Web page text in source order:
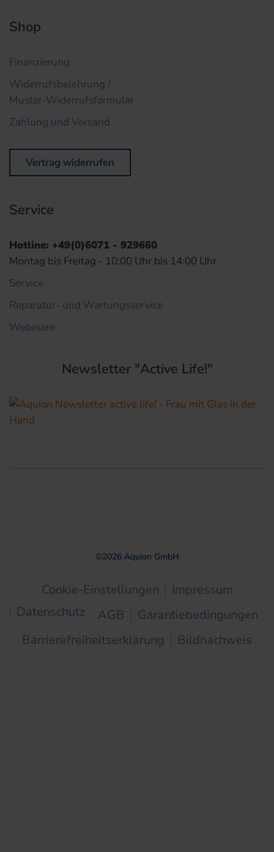
Shop
Finanzierung
Widerrufsbelehrung /
Muster-Widerrufsformular
Zahlung und Versand
Vertrag widerrufen
Service
Hotline: +49(0)6071 - 929660
Montag bis Freitag - 10:00 Uhr bis 14:00 Uhr
Service
Reparatur- und Wartungsservice
Webinare
Newsletter "Active Life!"
©2026Aquion GmbH
Cookie-Einstellungen
Impressum
Datenschutz
AGB
Garantiebedingungen
Barrierefreiheitserklärung
Bildnachweis